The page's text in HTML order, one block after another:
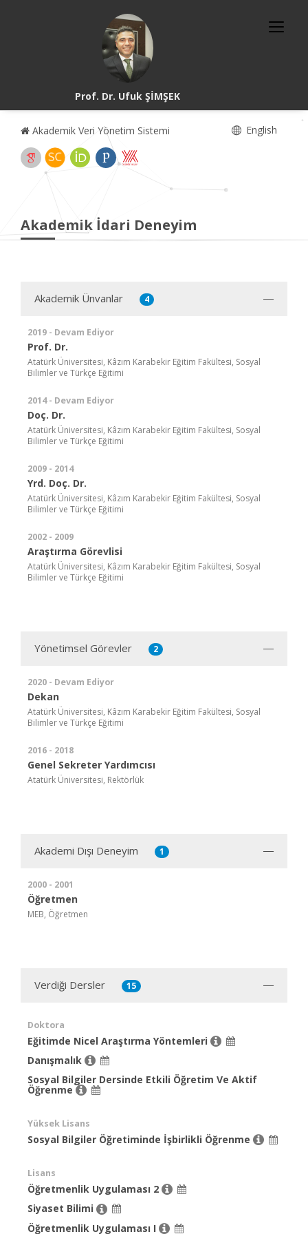
Prof. Dr. Ufuk ŞİMŞEK
Akademik Veri Yönetim Sistemi English
Akademik İdari Deneyim
Akademik Ünvanlar 4
2019 - Devam Ediyor
Prof. Dr.
Atatürk Üniversitesi, Kâzım Karabekir Eğitim Fakültesi, Sosyal
Bilimler ve Türkçe Eğitimi
2014 - Devam Ediyor
Doç. Dr.
Atatürk Üniversitesi, Kâzım Karabekir Eğitim Fakültesi, Sosyal
Bilimler ve Türkçe Eğitimi
2009 - 2014
Yrd. Doç. Dr.
Atatürk Üniversitesi, Kâzım Karabekir Eğitim Fakültesi, Sosyal
Bilimler ve Türkçe Eğitimi
2002 - 2009
Araştırma Görevlisi
Atatürk Üniversitesi, Kâzım Karabekir Eğitim Fakültesi, Sosyal
Bilimler ve Türkçe Eğitimi
Yönetimsel Görevler 2
2020 - Devam Ediyor
Dekan
Atatürk Üniversitesi, Kâzım Karabekir Eğitim Fakültesi, Sosyal
Bilimler ve Türkçe Eğitimi
2016 - 2018
Genel Sekreter Yardımcısı
Atatürk Üniversitesi, Rektörlük
Akademi Dışı Deneyim 1
2000 - 2001
Öğretmen
MEB, Öğretmen
Verdiği Dersler 15
Doktora
Eğitimde Nicel Araştırma Yöntemleri
Danışmalık
Sosyal Bilgiler Dersinde Etkili Öğretim Ve Aktif
Öğrenme
Yüksek Lisans
Sosyal Bilgiler Öğretiminde İşbirlikli Öğrenme
Lisans
Öğretmenlik Uygulaması 2
Siyaset Bilimi
Öğretmenlik Uygulaması I